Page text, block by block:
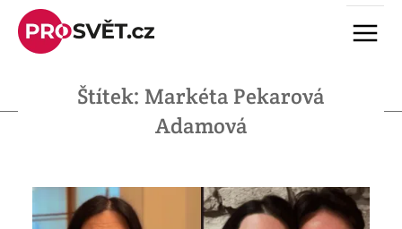
Skip
content
Menu
Štítek: Markéta Pekarová
Adamová